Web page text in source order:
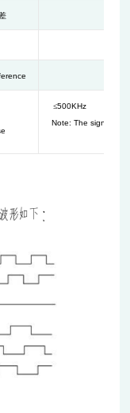
≤500KHz
Note: The signal